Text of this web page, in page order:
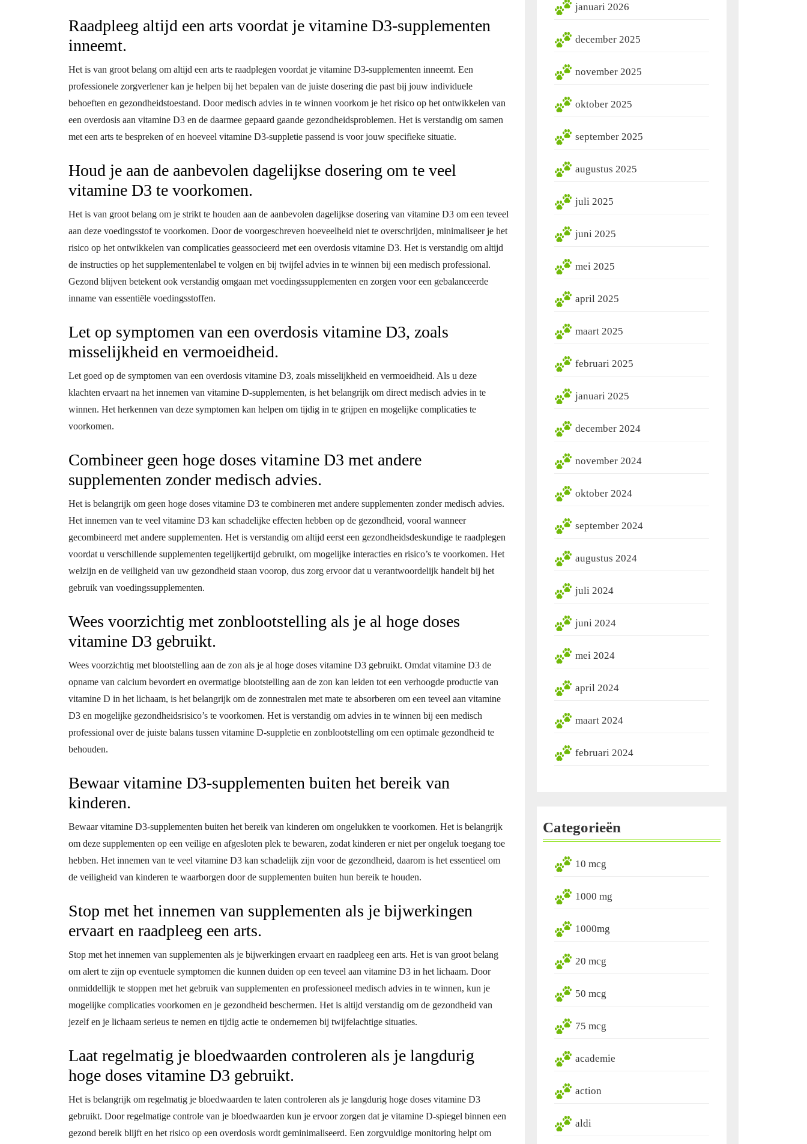
Raadpleeg altijd een arts voordat je vitamine D3-supplementen
inneemt.
Het is van groot belang om altijd een arts te raadplegen voordat je vitamine D3-supplementen inneemt. Een
professionele zorgverlener kan je helpen bij het bepalen van de juiste dosering die past bij jouw individuele
behoeften en gezondheidstoestand. Door medisch advies in te winnen voorkom je het risico op het ontwikkelen van
een overdosis aan vitamine D3 en de daarmee gepaard gaande gezondheidsproblemen. Het is verstandig om samen
met een arts te bespreken of en hoeveel vitamine D3-suppletie passend is voor jouw specifieke situatie.
Houd je aan de aanbevolen dagelijkse dosering om te veel
vitamine D3 te voorkomen.
Het is van groot belang om je strikt te houden aan de aanbevolen dagelijkse dosering van vitamine D3 om een teveel
aan deze voedingsstof te voorkomen. Door de voorgeschreven hoeveelheid niet te overschrijden, minimaliseer je het
risico op het ontwikkelen van complicaties geassocieerd met een overdosis vitamine D3. Het is verstandig om altijd
de instructies op het supplementenlabel te volgen en bij twijfel advies in te winnen bij een medisch professional.
Gezond blijven betekent ook verstandig omgaan met voedingssupplementen en zorgen voor een gebalanceerde
inname van essentiële voedingsstoffen.
Let op symptomen van een overdosis vitamine D3, zoals
misselijkheid en vermoeidheid.
Let goed op de symptomen van een overdosis vitamine D3, zoals misselijkheid en vermoeidheid. Als u deze
klachten ervaart na het innemen van vitamine D-supplementen, is het belangrijk om direct medisch advies in te
winnen. Het herkennen van deze symptomen kan helpen om tijdig in te grijpen en mogelijke complicaties te
voorkomen.
Combineer geen hoge doses vitamine D3 met andere
supplementen zonder medisch advies.
Het is belangrijk om geen hoge doses vitamine D3 te combineren met andere supplementen zonder medisch advies.
Het innemen van te veel vitamine D3 kan schadelijke effecten hebben op de gezondheid, vooral wanneer
gecombineerd met andere supplementen. Het is verstandig om altijd eerst een gezondheidsdeskundige te raadplegen
voordat u verschillende supplementen tegelijkertijd gebruikt, om mogelijke interacties en risico’s te voorkomen. Het
welzijn en de veiligheid van uw gezondheid staan voorop, dus zorg ervoor dat u verantwoordelijk handelt bij het
gebruik van voedingssupplementen.
Wees voorzichtig met zonblootstelling als je al hoge doses
vitamine D3 gebruikt.
Wees voorzichtig met blootstelling aan de zon als je al hoge doses vitamine D3 gebruikt. Omdat vitamine D3 de
opname van calcium bevordert en overmatige blootstelling aan de zon kan leiden tot een verhoogde productie van
vitamine D in het lichaam, is het belangrijk om de zonnestralen met mate te absorberen om een teveel aan vitamine
D3 en mogelijke gezondheidsrisico’s te voorkomen. Het is verstandig om advies in te winnen bij een medisch
professional over de juiste balans tussen vitamine D-suppletie en zonblootstelling om een optimale gezondheid te
behouden.
Bewaar vitamine D3-supplementen buiten het bereik van
kinderen.
Bewaar vitamine D3-supplementen buiten het bereik van kinderen om ongelukken te voorkomen. Het is belangrijk
om deze supplementen op een veilige en afgesloten plek te bewaren, zodat kinderen er niet per ongeluk toegang toe
hebben. Het innemen van te veel vitamine D3 kan schadelijk zijn voor de gezondheid, daarom is het essentieel om
de veiligheid van kinderen te waarborgen door de supplementen buiten hun bereik te houden.
Stop met het innemen van supplementen als je bijwerkingen
ervaart en raadpleeg een arts.
Stop met het innemen van supplementen als je bijwerkingen ervaart en raadpleeg een arts. Het is van groot belang
om alert te zijn op eventuele symptomen die kunnen duiden op een teveel aan vitamine D3 in het lichaam. Door
onmiddellijk te stoppen met het gebruik van supplementen en professioneel medisch advies in te winnen, kun je
mogelijke complicaties voorkomen en je gezondheid beschermen. Het is altijd verstandig om de gezondheid van
jezelf en je lichaam serieus te nemen en tijdig actie te ondernemen bij twijfelachtige situaties.
Laat regelmatig je bloedwaarden controleren als je langdurig
hoge doses vitamine D3 gebruikt.
Het is belangrijk om regelmatig je bloedwaarden te laten controleren als je langdurig hoge doses vitamine D3
gebruikt. Door regelmatige controle van je bloedwaarden kun je ervoor zorgen dat je vitamine D-spiegel binnen een
gezond bereik blijft en het risico op een overdosis wordt geminimaliseerd. Een zorgvuldige monitoring helpt om
januari 2026
december 2025
november 2025
oktober 2025
september 2025
augustus 2025
juli 2025
juni 2025
mei 2025
april 2025
maart 2025
februari 2025
januari 2025
december 2024
november 2024
oktober 2024
september 2024
augustus 2024
juli 2024
juni 2024
mei 2024
april 2024
maart 2024
februari 2024
Categorieën
10 mcg
1000 mg
1000mg
20 mcg
50 mcg
75 mcg
academie
action
aldi